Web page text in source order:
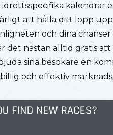
kalendrar
att hålla ditt lopp
och dina
det nästan alltid gratis
sina besökare en
och effektiv